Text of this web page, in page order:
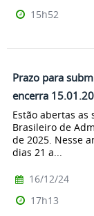
15h52
Prazo para
encerra
Estão abertas
Brasileiro de
de 2025. Nesse
dias 21 a...
16/12/24
17h13